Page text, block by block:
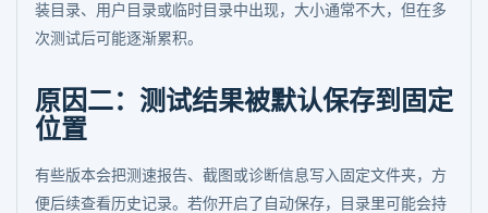
装目录、用户目录或临时目录中出现，大小通常不大，但在多
次测试后可能逐渐累积。
原因二：测试结果被默认保存到固定
位置
有些版本会把测速报告、截图或诊断信息写入固定文件夹，方
便后续查看历史记录。若你开启了自动保存，目录里可能会持